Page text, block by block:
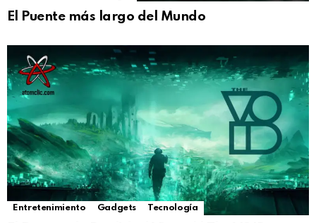
El Puente más largo del Mundo
Entretenimiento Gadgets Tecnología